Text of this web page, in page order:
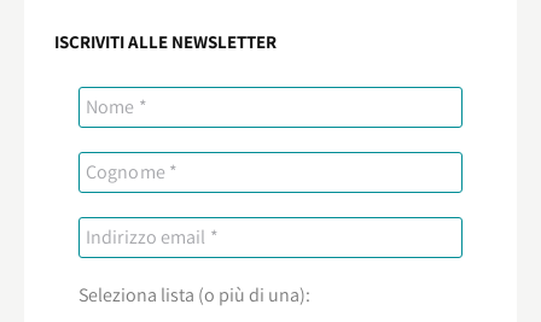
ISCRIVITI ALLE NEWSLETTER
Seleziona lista (o più di una):